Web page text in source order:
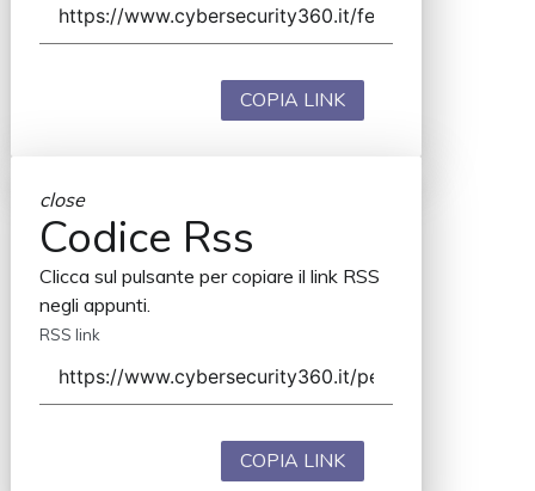
COPIA LINK
close
Codice Rss
Clicca sul pulsante per copiare il link RSS
negli appunti.
RSS link
COPIA LINK